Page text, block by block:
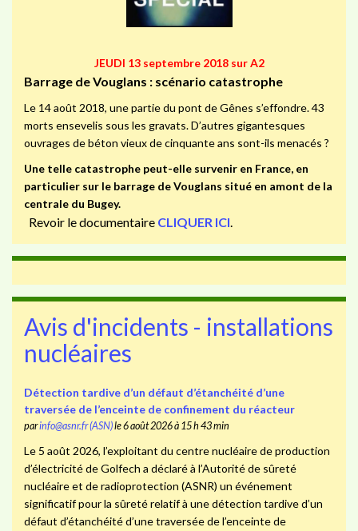
JEUDI 13 septembre 2018 sur A2
Barrage de Vouglans : scénario catastrophe
Le 14 août 2018, une partie du pont de Gênes s’effondre. 43
morts ensevelis sous les gravats. D’autres gigantesques
ouvrages de béton vieux de cinquante ans sont-ils menacés ?
Une telle catastrophe peut-elle survenir en France, en
particulier sur le barrage de Vouglans situé en amont de la
centrale du Bugey.
Revoir le documentaire CLIQUER ICI.
Avis d'incidents - installations
nucléaires
Détection tardive d’un défaut d’étanchéité d’une
traversée de l’enceinte de confinement du réacteur
parinfo@asnr.fr (ASN)le 6 août 2026 à 15 h 43 min
Le 5 août 2026, l’exploitant du centre nucléaire de production
d’électricité de Golfech a déclaré à l’Autorité de sûreté
nucléaire et de radioprotection (ASNR) un événement
significatif pour la sûreté relatif à une détection tardive d’un
défaut d’étanchéité d’une traversée de l’enceinte de